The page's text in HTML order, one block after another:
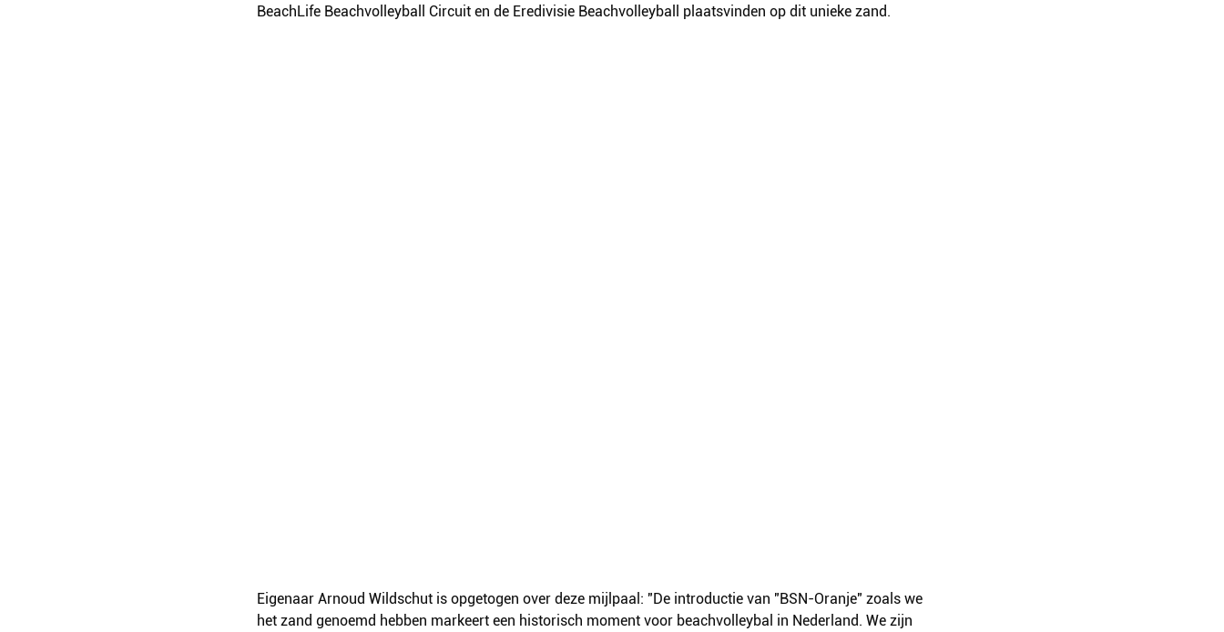
BeachLife Beachvolleyball Circuit en de Eredivisie Beachvolleyball plaatsvinden op dit unieke zand.
Eigenaar Arnoud Wildschut is opgetogen over deze mijlpaal: "De introductie van "BSN-Oranje" zoals we
het zand genoemd hebben markeert een historisch moment voor beachvolleybal in Nederland. We zijn